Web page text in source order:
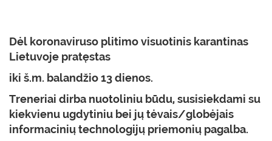
Dėl koronaviruso plitimo visuotinis karantinas
Lietuvoje pratęstas
iki š.m. balandžio 13 dienos.
Treneriai dirba nuotoliniu būdu, susisiekdami su
kiekvienu ugdytiniu bei jų tėvais/globėjais
informacinių technologijų priemonių pagalba.